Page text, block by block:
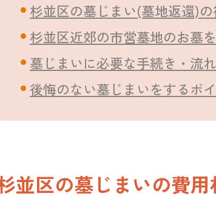
杉並区の墓じまい(墓地返還)
杉並区近郊の市営墓地のお墓
墓じまいに必要な手続き・流れ
後悔のない墓じまいをするポ
並区の墓じまいの費用